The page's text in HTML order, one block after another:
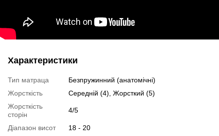
Характеристики
Тип матраца
Безпружинний (анатомічні)
Жорсткість
Середній (4), Жорсткий (5)
Жорсткість
сторін
4/5
Діапазон висот
18 - 20